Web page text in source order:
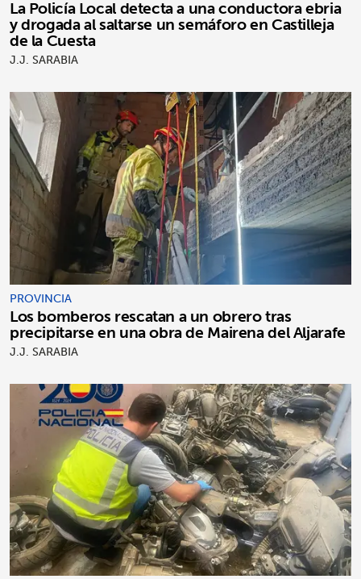
La Policía Local detecta a una conductora ebria
y drogada al saltarse un semáforo en Castilleja
de la Cuesta
J.J. SARABIA
PROVINCIA
Los bomberos rescatan a un obrero tras
precipitarse en una obra de Mairena del Aljarafe
J.J. SARABIA